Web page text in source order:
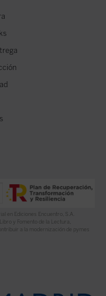
en Ediciones Encuentro, S.A.
y Fomento de la Lectura,
a la modernización de pymes